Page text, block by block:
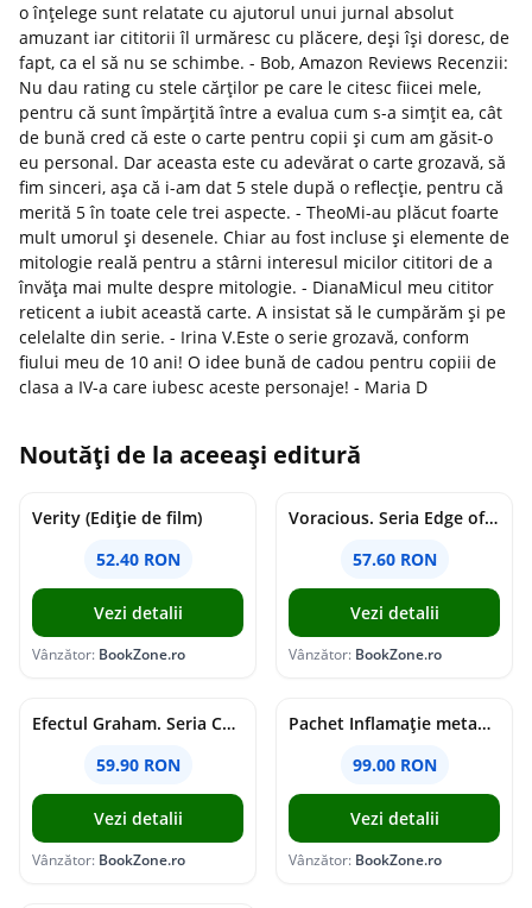
o înțelege sunt relatate cu ajutorul unui jurnal absolut
amuzant iar cititorii îl urmăresc cu plăcere, deși își doresc, de
fapt, ca el să nu se schimbe. - Bob, Amazon Reviews Recenzii:
Nu dau rating cu stele cărților pe care le citesc fiicei mele,
pentru că sunt împărțită între a evalua cum s-a simțit ea, cât
de bună cred că este o carte pentru copii și cum am găsit-o
eu personal. Dar aceasta este cu adevărat o carte grozavă, să
fim sinceri, așa că i-am dat 5 stele după o reflecție, pentru că
merită 5 în toate cele trei aspecte. - TheoMi-au plăcut foarte
mult umorul și desenele. Chiar au fost incluse și elemente de
mitologie reală pentru a stârni interesul micilor cititori de a
învăța mai multe despre mitologie. - DianaMicul meu cititor
reticent a iubit această carte. A insistat să le cumpărăm și pe
celelalte din serie. - Irina V.Este o serie grozavă, conform
fiului meu de 10 ani! O idee bună de cadou pentru copiii de
clasa a IV-a care iubesc aceste personaje! - Maria D
Noutăți de la aceeași editură
Verity (Ediție de film)
52.40 RON
Vezi detalii
Vânzător: BookZone.ro
Voracious. Seria Edge of Darkness Vol.2
57.60 RON
Vezi detalii
Vânzător: BookZone.ro
Efectul Graham. Seria Campus Diaries Vol.1
59.90 RON
Vezi detalii
Vânzător: BookZone.ro
Pachet Inflamație metabolism și creier
99.00 RON
Vezi detalii
Vânzător: BookZone.ro